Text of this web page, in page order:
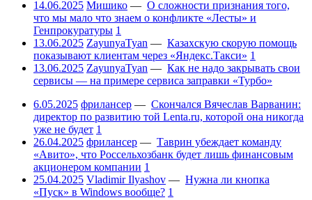
14.06.2025 Мишико — О сложности признания того,
что мы мало что знаем о конфликте «Лесты» и
Генпрокуратуры 1
13.06.2025 ZayunyaTyan — Казахскую скорую помощь
показывают клиентам через «Яндекс.Такси» 1
13.06.2025 ZayunyaTyan — Как не надо закрывать свои
сервисы — на примере сервиса заправки «Турбо»
6.05.2025 фрилансер — Скончался Вячеслав Варванин:
директор по развитию той Lenta.ru, которой она никогда
уже не будет 1
26.04.2025 фрилансер — Таврин убеждает команду
«Авито», что Россельхозбанк будет лишь финансовым
акционером компании 1
25.04.2025 Vladimir Ilyashov — Нужна ли кнопка
«Пуск» в Windows вообще? 1